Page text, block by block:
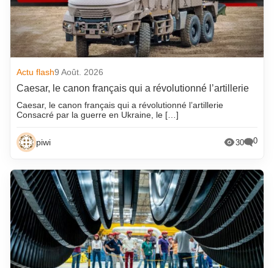
Actu flash9 Août. 2026
Caesar, le canon français qui a révolutionné l’artillerie
Caesar, le canon français qui a révolutionné l’artillerie
Consacré par la guerre en Ukraine, le […]
piwi 30 0